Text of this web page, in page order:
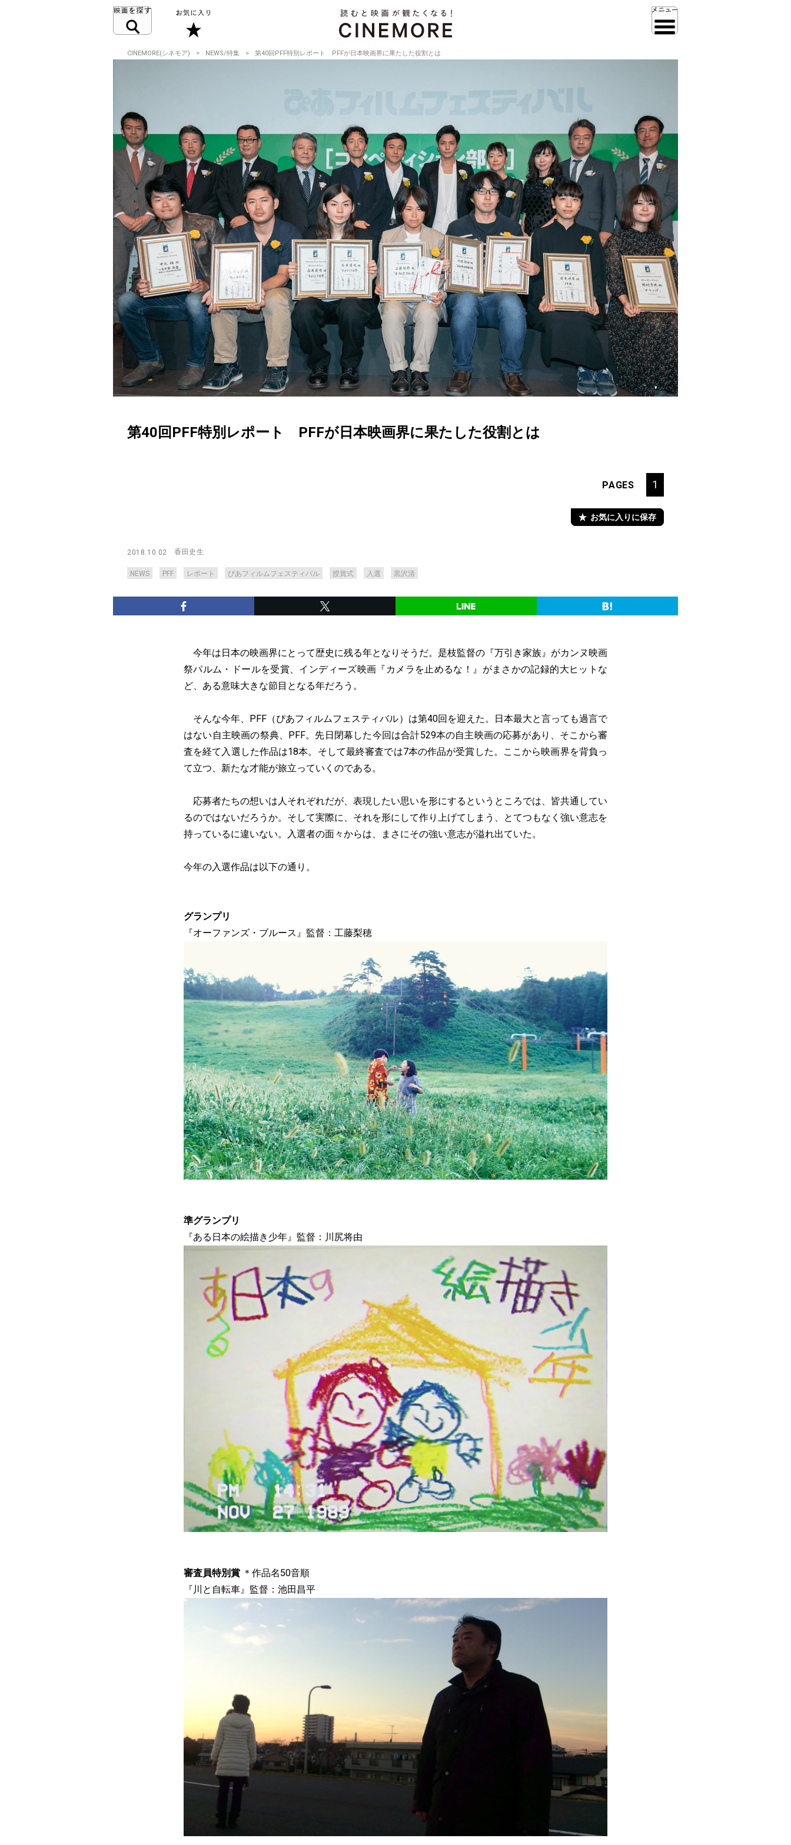
CINEMORE(シネモア) NEWS/特集 第40回PFF特別レポート PFFが日本映画界に果たした役割とは
第40回PFF特別レポート PFFが日本映画界に果たした役割とは
PAGES 1
お気に入りに保存
2018.10.02 香田史生
NEWS PFF レポート ぴあフィルムフェスティバル 授賞式 入選 黒沢清
今年は日本の映画界にとって歴史に残る年となりそうだ。是枝監督の『万引き家族』がカンヌ映画
祭パルム・ドールを受賞、インディーズ映画『カメラを止めるな！』がまさかの記録的大ヒットな
ど、ある意味大きな節目となる年だろう。
そんな今年、PFF（ぴあフィルムフェスティバル）は第40回を迎えた。日本最大と言っても過言で
はない自主映画の祭典、PFF。先日閉幕した今回は合計529本の自主映画の応募があり、そこから審
査を経て入選した作品は18本。そして最終審査では7本の作品が受賞した。ここから映画界を背負っ
て立つ、新たな才能が旅立っていくのである。
応募者たちの想いは人それぞれだが、表現したい思いを形にするというところでは、皆共通してい
るのではないだろうか。そして実際に、それを形にして作り上げてしまう、とてつもなく強い意志を
持っているに違いない。入選者の面々からは、まさにその強い意志が溢れ出ていた。
今年の入選作品は以下の通り。
グランプリ
『オーファンズ・ブルース』監督：工藤梨穂
準グランプリ
『ある日本の絵描き少年』監督：川尻将由
審査員特別賞 ＊作品名50音順
『川と自転車』監督：池田昌平